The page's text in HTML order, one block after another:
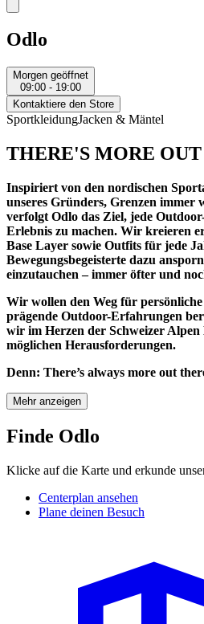
Odlo
Morgen geöffnet
09:00 - 19:00
Kontaktiere den Store
SportkleidungJacken & Mäntel
THERE'S MORE
Inspiriert von den nordischen
unseres Gründers, Grenzen immer
verfolgt Odlo das Ziel, jede
Erlebnis zu machen. Wir kreieren
Base Layer sowie Outfits für jede
Bewegungsbegeisterte dazu
einzutauchen – immer öfter und
Wir wollen den Weg für
prägende Outdoor-Erfahrungen
wir im Herzen der Schweizer
möglichen Herausforderungen.
Denn: There’s always more out
Mehr anzeigen
Finde Odlo
Klicke auf die Karte und erkunde
Centerplan ansehen
Plane deinen Besuch